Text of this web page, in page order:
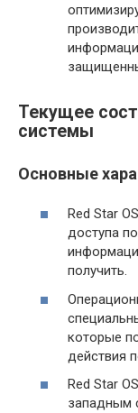
Текущее
системы
Основные
Red Star
доступа
получить.
которые
действия
Red Star
западным